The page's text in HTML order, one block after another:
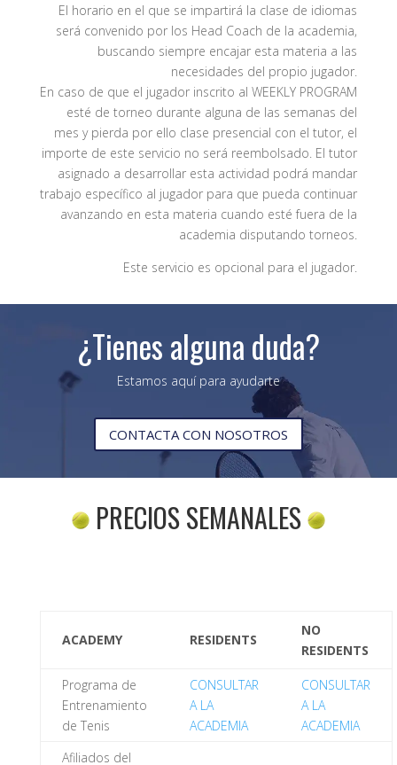
El horario en el que se impartirá la clase de idiomas
será convenido por los Head Coach de la academia,
buscando siempre encajar esta materia a las
necesidades del propio jugador.
En caso de que el jugador inscrito al WEEKLY PROGRAM
esté de torneo durante alguna de las semanas del
mes y pierda por ello clase presencial con el tutor, el
importe de este servicio no será reembolsado. El tutor
asignado a desarrollar esta actividad podrá mandar
trabajo específico al jugador para que pueda continuar
avanzando en esta materia cuando esté fuera de la
academia disputando torneos.
Este servicio es opcional para el jugador.
¿Tienes alguna duda?
Estamos aquí para ayudarte
CONTACTA CON NOSOTROS
PRECIOS SEMANALES
ACADEMY RESIDENTS
NO
RESIDENTS
Programa de
Entrenamiento
de Tenis
CONSULTAR
A LA
ACADEMIA
CONSULTAR
A LA
ACADEMIA
Afiliados del